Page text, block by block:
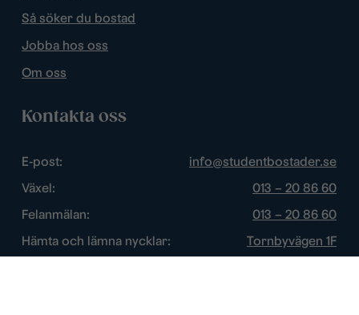
Så söker du bostad
Jobba hos oss
Om oss
Kontakta oss
E-post:
info@studentbostader.se
Växel:
013 – 20 86 60
Felanmälan:
013 – 20 86 60
Hämta och lämna nycklar:
Tornbyvägen 1F